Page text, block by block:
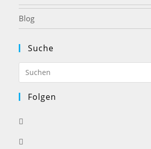
Blog
Suche
Folgen